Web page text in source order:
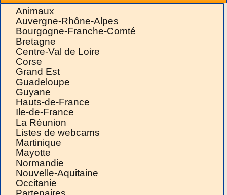
Animaux
Auvergne-Rhône-Alpes
Bourgogne-Franche-Comté
Bretagne
Centre-Val de Loire
Corse
Grand Est
Guadeloupe
Guyane
Hauts-de-France
Ile-de-France
La Réunion
Listes de webcams
Martinique
Mayotte
Normandie
Nouvelle-Aquitaine
Occitanie